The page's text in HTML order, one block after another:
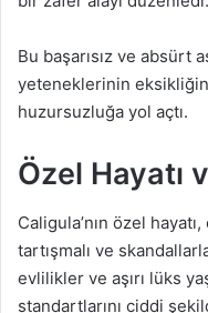
Bu başarısız ve absürt
yeteneklerinin
huzursuzluğa yol açtı.
Özel Hayatı
Caligula’nın özel
tartışmalı ve
evlilikler ve aşırı lüks
standartlarını ciddi